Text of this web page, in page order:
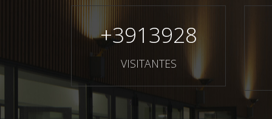
+3913928
VISITANTES